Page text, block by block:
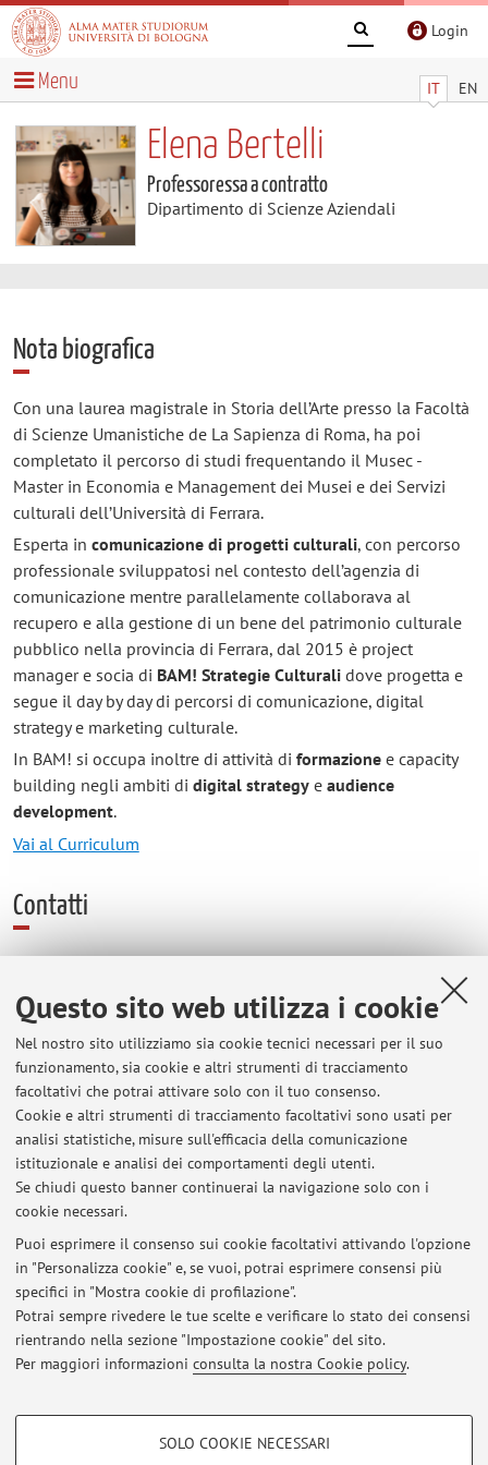
Questo sito web utilizza i cookie
Nel nostro sito utilizziamo sia cookie tecnici necessari per il suo
funzionamento, sia cookie e altri strumenti di tracciamento
facoltativi che potrai attivare solo con il tuo consenso.
Cookie e altri strumenti di tracciamento facoltativi sono usati per
analisi statistiche, misure sull'efficacia della comunicazione
istituzionale e analisi dei comportamenti degli utenti.
Se chiudi questo banner continuerai la navigazione solo con i
cookie necessari.
Puoi esprimere il consenso sui cookie facoltativi attivando l'opzione
in "Personalizza cookie" e, se vuoi, potrai esprimere consensi più
specifici in "Mostra cookie di profilazione".
Potrai sempre rivedere le tue scelte e verificare lo stato dei consensi
rientrando nella sezione "Impostazione cookie" del sito.
Per maggiori informazioni consulta la nostra Cookie policy.
COOKIE DI PROFILAZIONE - FACOLTATIVI
SOLO COOKIE NECESSARI
Login
IT EN
Menu
Elena Bertelli
Professoressa a contratto
Dipartimento di Scienze Aziendali
Nota biografica
Con una laurea magistrale in Storia dell’Arte presso la Facoltà
di Scienze Umanistiche de La Sapienza di Roma, ha poi
completato il percorso di studi frequentando il Musec -
Master in Economia e Management dei Musei e dei Servizi
culturali dell’Università di Ferrara.
Esperta in comunicazione di progetti culturali, con percorso
professionale sviluppatosi nel contesto dell’agenzia di
comunicazione mentre parallelamente collaborava al
recupero e alla gestione di un bene del patrimonio culturale
pubblico nella provincia di Ferrara, dal 2015 è project
manager e socia di BAM! Strategie Culturalidove progetta e
segue il day by day di percorsi di comunicazione, digital
strategy e marketing culturale.
In BAM! si occupa inoltre di attività di formazionee capacity
building negli ambiti di digital strategye audience
development.
Vai al Curriculum
Contatti
E-mail:
elena.bertelli2@unibo.it
Tel:
+39 051 0933265
Altri contatti
Web:
Vai al sito personale
Dipartimento di Scienze Aziendali
Via Capo di Lucca 34, Bologna -
Vai alla mappa
Ultimi avvisi
Al momento non sono presenti avvisi.